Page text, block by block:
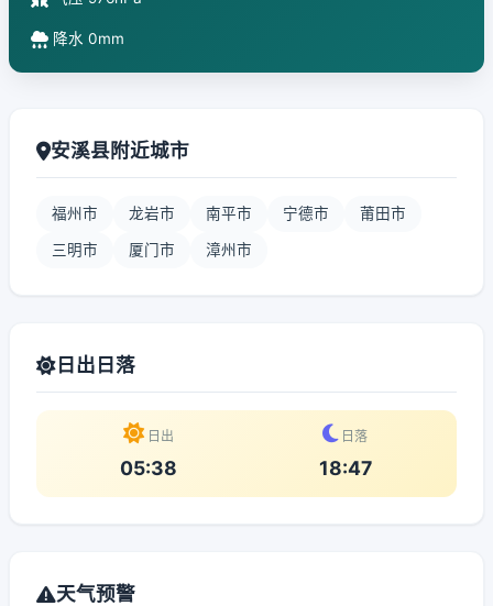
降水 0mm
安溪县附近城市
福州市 龙岩市 南平市 宁德市 莆田市
三明市 厦门市 漳州市
日出日落
日出
05:38
日落
18:47
天气预警